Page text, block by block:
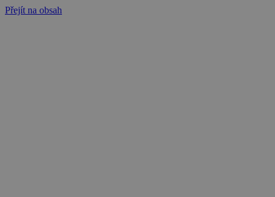
Přejít na obsah